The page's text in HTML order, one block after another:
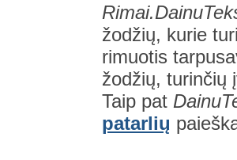
žodžių, kurie
rimuotis
žodžių, turinčių
Taip pat
patarlių